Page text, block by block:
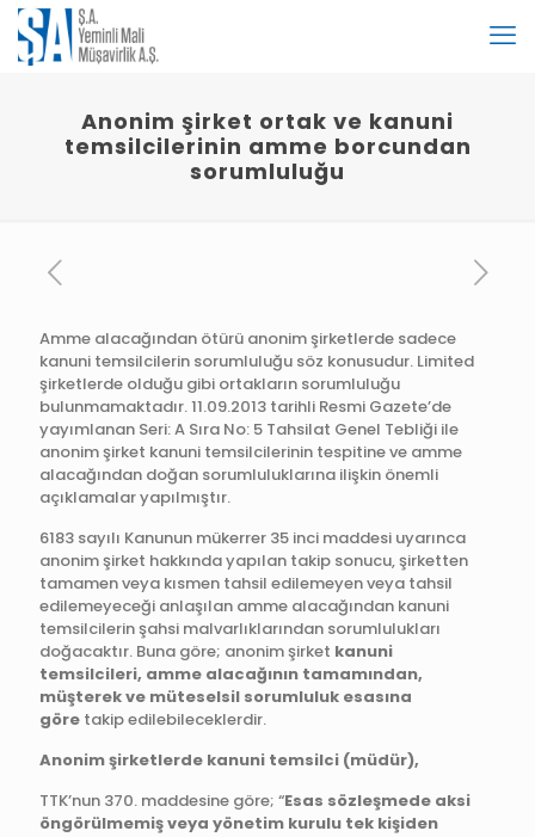
Anonim şirket ortak ve kanuni
temsilcilerinin amme borcundan
sorumluluğu
Amme alacağından ötürü anonim şirketlerde sadece
kanuni temsilcilerin sorumluluğu söz konusudur. Limited
şirketlerde olduğu gibi ortakların sorumluluğu
bulunmamaktadır. 11.09.2013 tarihli Resmi Gazete’de
yayımlanan Seri: A Sıra No: 5 Tahsilat Genel Tebliği ile
anonim şirket kanuni temsilcilerinin tespitine ve amme
alacağından doğan sorumluluklarına ilişkin önemli
açıklamalar yapılmıştır.
6183 sayılı Kanunun mükerrer 35 inci maddesi uyarınca
anonim şirket hakkında yapılan takip sonucu, şirketten
tamamen veya kısmen tahsil edilemeyen veya tahsil
edilemeyeceği anlaşılan amme alacağından kanuni
temsilcilerin şahsi malvarlıklarından sorumlulukları
doğacaktır. Buna göre; anonim şirket kanuni
temsilcileri, amme alacağının tamamından,
müşterek ve müteselsil sorumluluk esasına
göre takip edilebileceklerdir.
Anonimşirketlerde kanuni temsilci (müdür),
TTK’nun 370. maddesine göre; “Esas sözleşmede aksi
öngörülmemiş veya yönetim kurulu tek kişiden